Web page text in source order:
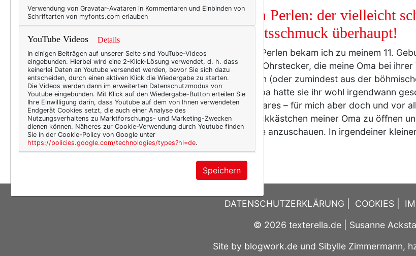
Die neuen Perlen: der vielleicht
Weihnachtsschmuck überhaupt!
Meine ersten Perlen bekam ich zu meinem 11.
fein verzierte Ohrstecker, die meine Oma bei
Krieg getragen (oder zumindest aus der
hatte. Mein Opa hatte sie ihr wohl irgendwann
wirklich Kostbares – für mich aber doch und vor
kleine Schmuckkästchen meiner Oma zu öffnen
diese Ohrringe anzuschauen. In irgendeiner
DATENSCHUTZERKLÄRUNG COOKIES
© 2026 texterella.de | Susanne
Site by blogwork.de und Sibylle Zimmermann,
Verwendung von Gravatar-Avataren in Kommentaren und Einbinden von
Schriftarten von myfonts.com erlauben
YouTube Videos Details
In einigen Beiträgen auf unserer Seite sind YouTube-Videos
eingebunden. Hierbei wird eine 2-Klick-Lösung verwendet, d. h. dass
keinerlei Daten an Youtube versendet werden, bevor Sie sich dazu
entscheiden, durch einen aktiven Klick die Wiedergabe zu starten.
Die Videos werden dann im erweiterten Datenschutzmodus von
Youtube eingebunden. Mit Klick auf den Wiedergabe-Button erteilen Sie
Ihre Einwilligung darin, dass Youtube auf dem von Ihnen verwendeten
Endgerät Cookies setzt, die auch einer Analyse des
Nutzungsverhaltens zu Marktforschungs- und Marketing-Zwecken
dienen können. Näheres zur Cookie-Verwendung durch Youtube finden
Sie in der Cookie-Policy von Google unter
https://policies.google.com/technologies/types?hl=de.
Speichern